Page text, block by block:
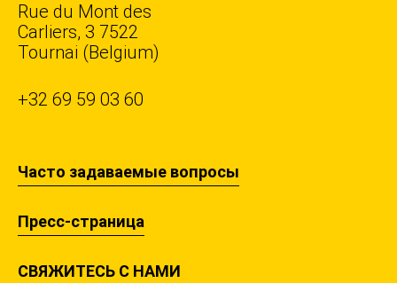
Rue du Mont des
Carliers, 3 7522
Tournai (Belgium)
+32 69 59 03 60
Часто задаваемые вопросы
Пресс-страница
СВЯЖИТЕСЬ С НАМИ